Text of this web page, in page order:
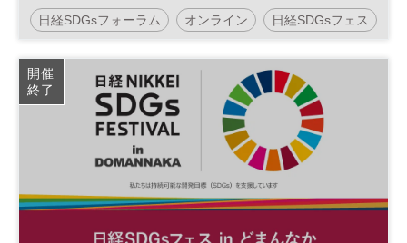
日経SDGsフォーラム オンライン 日経SDGsフェス
SDGs
開催
終了